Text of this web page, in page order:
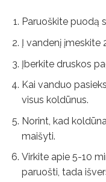
Paruoškite puodą
Į vandenį įmeskite
Įberkite druskos
Kai vanduo
visus koldūnus.
Norint, kad
maišyti.
Virkite apie 5-10
paruošti, tada